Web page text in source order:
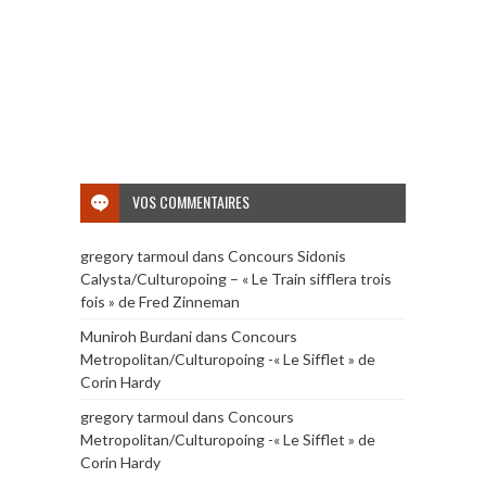
VOS COMMENTAIRES
gregory tarmoul dans Concours Sidonis
Calysta/Culturopoing – « Le Train sifflera trois
fois » de Fred Zinneman
Muniroh Burdanidans Concours
Metropolitan/Culturopoing -« Le Sifflet » de
Corin Hardy
gregory tarmoul dans Concours
Metropolitan/Culturopoing -« Le Sifflet » de
Corin Hardy